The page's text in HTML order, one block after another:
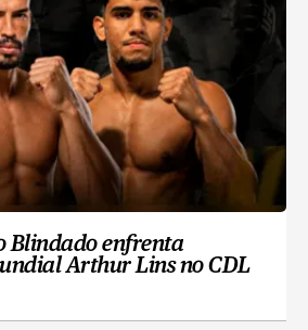
Blindado enfrenta
Arthur Lins no CDL